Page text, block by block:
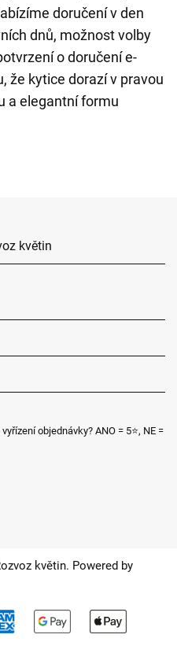
doručení v den
dnů, možnost volby
o doručení e-
že kytice dorazí v pravou
a elegantní formu
květin
objednávky? ANO = 5⭐, NE =
možností
květin. Powered by